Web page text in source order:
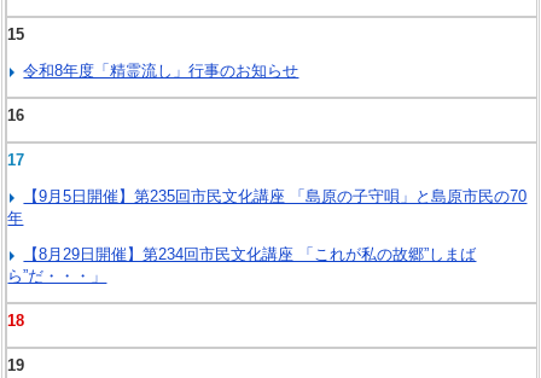
15
令和8年度「精霊流し」行事のお知らせ
16
17
【9月5日開催】第235回市民文化講座 「島原の子守唄」と島原市民の70
年
【8月29日開催】第234回市民文化講座 「これが私の故郷”しまば
ら”だ・・・」
18
19